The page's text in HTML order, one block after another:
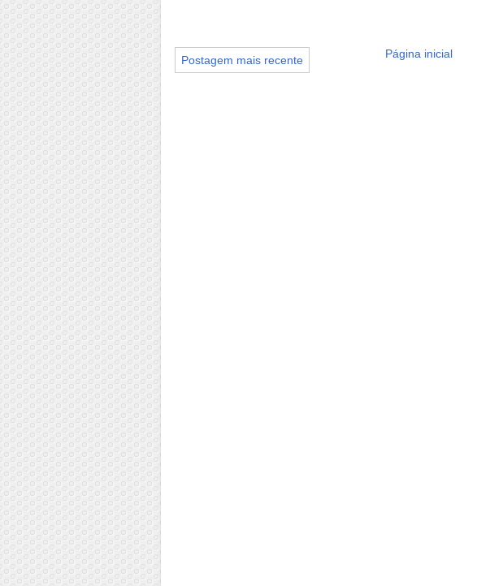
Postagem mais recente Página inicial